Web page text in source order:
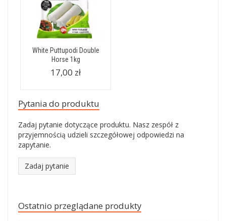
White Puttupodi Double
Horse 1kg
17,00 zł
Pytania do produktu
Zadaj pytanie dotyczące produktu. Nasz zespół z
przyjemnością udzieli szczegółowej odpowiedzi na
zapytanie.
Zadaj pytanie
Ostatnio przeglądane produkty